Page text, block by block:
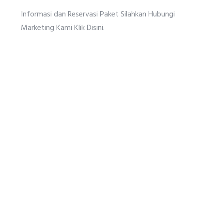
Informasi dan Reservasi Paket Silahkan Hubungi
Marketing Kami Klik Disini.